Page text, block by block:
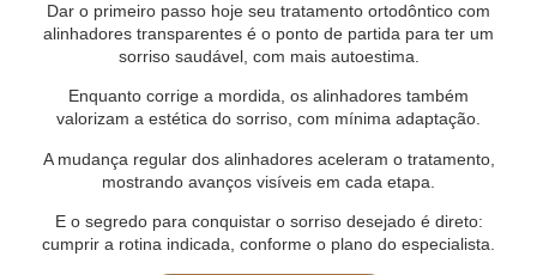
Dar o primeiro passo hoje seu tratamento ortodôntico com
alinhadores transparentes é o ponto de partida para ter um
sorriso saudável, com mais autoestima.
Enquanto corrige a mordida, os alinhadores também
valorizam a estética do sorriso, com mínima adaptação.
A mudança regular dos alinhadores aceleram o tratamento,
mostrando avanços visíveis em cada etapa.
E o segredo para conquistar o sorriso desejado é direto:
cumprir a rotina indicada, conforme o plano do especialista.